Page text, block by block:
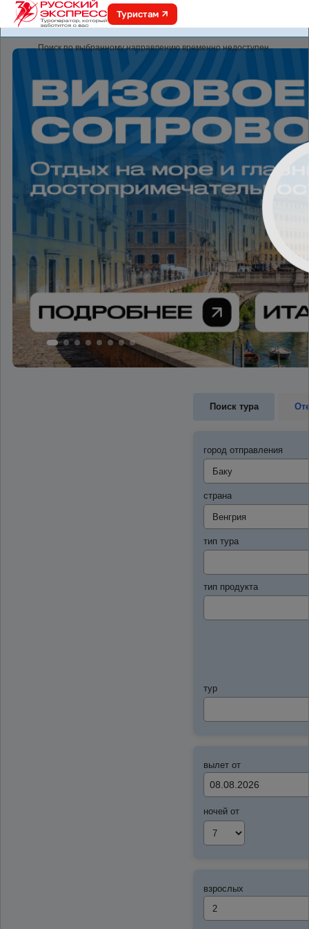
Туристам
Поиск тура
город отправления
страна
тип тура
тип продукта
тур
вылет от
ночей от
взрослых
online.r-express.ru
Поиск по выбранному направлению временно недоступен.